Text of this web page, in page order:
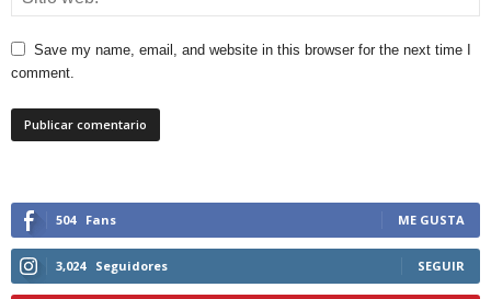
Save my name, email, and website in this browser for the next time I
comment.
504 Fans ME GUSTA
3,024 Seguidores SEGUIR